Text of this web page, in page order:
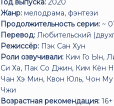
Год выпуска: 2020
Жанр: мелодрама, фэнтези
Продолжительность серии: ~
Перевод: Любительский
Режиссёр: Пэк Сан Хун
Роли озвучивали: Ким Го Ын,
Си Ха, Пак Со Джин, Ким Кён
Чан Хэ Мин, Квон Юль, Чон
Чжи
Возрастная рекомендация: 16+